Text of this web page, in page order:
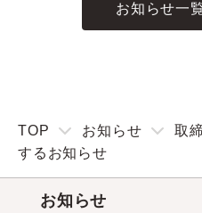
お知らせ一
TOP お知らせ
取
するお知らせ
お知らせ